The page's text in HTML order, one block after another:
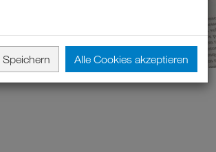
Speichern Alle Cookies akzeptieren